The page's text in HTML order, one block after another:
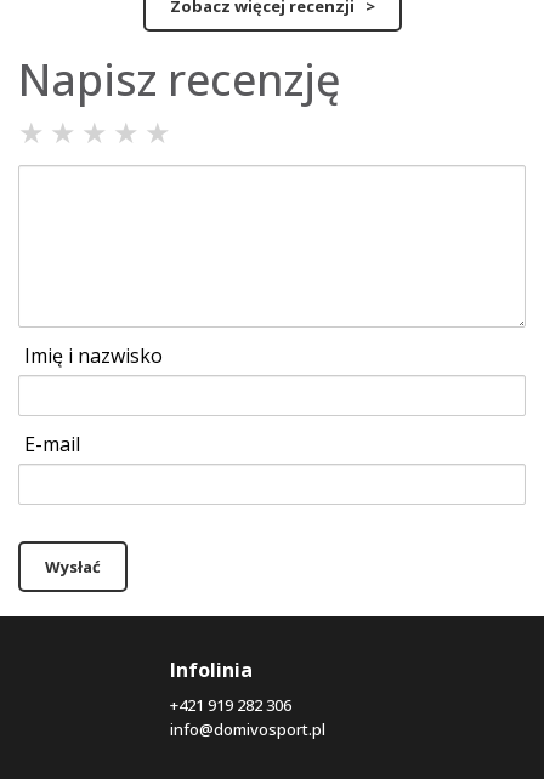
Zobacz więcej recenzji >
Napisz recenzję
★ ★ ★ ★ ★
Imię i nazwisko
E-mail
Wysłać
Infolinia
+421 919 282 306
info@domivosport.pl